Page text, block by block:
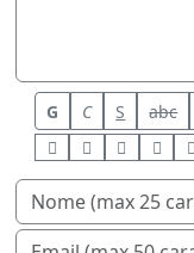
G C S abc